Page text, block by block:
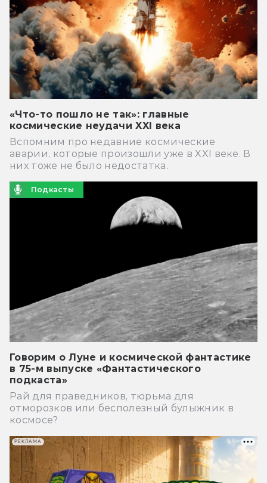
«Что-то пошло не так»: главные
космические неудачи XXI века
Вспомним про недавние космические
аварии, которые произошли уже в XXI веке. В
них тоже не было недостатка.
Подкасты
Говорим о Луне и космической фантастике
в 75-м выпуске «Фантастического
подкаста»
Рай для праведников, тюрьма для
отморозков или бесполезный булыжник в
космосе?
РЕКЛАМА